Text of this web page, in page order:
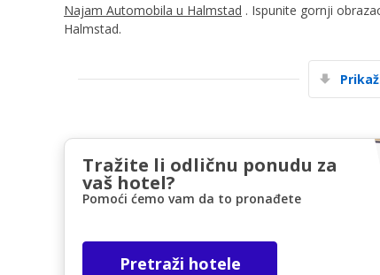
Najam Automobila u Halmstad . Ispunite gornji
Halmstad.
Tražite li odličnu ponudu za
vaš hotel?
Pomoći ćemo vam da to pronađete
Pretraži hotele